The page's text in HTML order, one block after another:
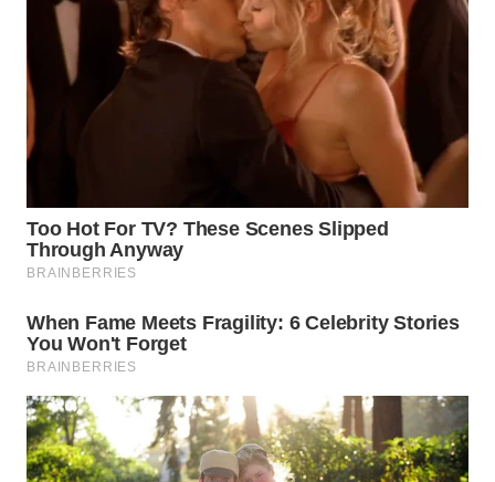
WN
BOGOR
UTARA
WN
WN
LAWAS
WN